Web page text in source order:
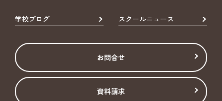
学校ブログ スクールニュース
お問合せ
資料請求